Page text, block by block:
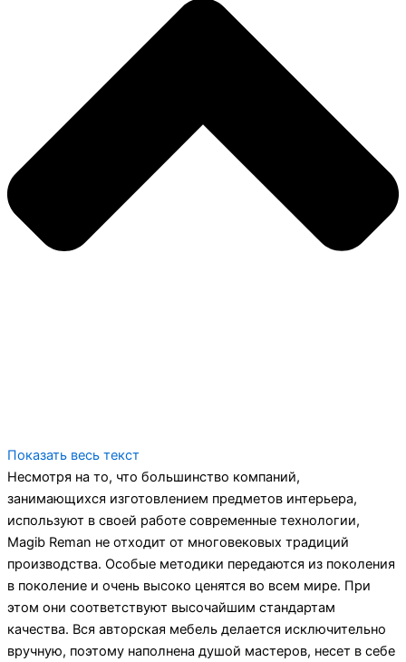
Показать весь текст
Несмотря на то, что большинство компаний,
занимающихся изготовлением предметов интерьера,
используют в своей работе современные технологии,
Magib Reman не отходит от многовековых традиций
производства. Особые методики передаются из поколения
в поколение и очень высоко ценятся во всем мире. При
этом они соответствуют высочайшим стандартам
качества. Вся авторская мебель делается исключительно
вручную, поэтому наполнена душой мастеров, несет в себе